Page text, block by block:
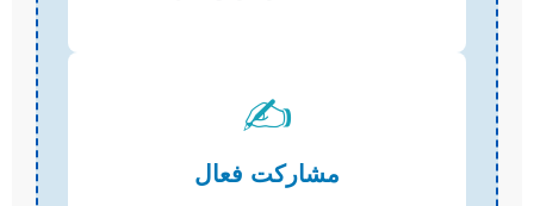
✍️
مشارکت فعال